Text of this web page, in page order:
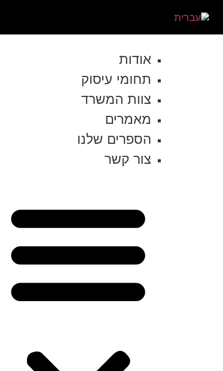
אודות
תחומי עיסוק
צוות המשרד
מאמרים
הספרים שלנו
צור קשר